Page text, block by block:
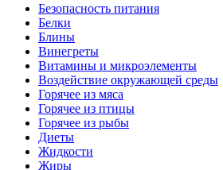
Безопасность питания
Белки
Блины
Винегреты
Витамины и микроэлементы
Воздействие окружающей среды
Горячее из мяса
Горячее из птицы
Горячее из рыбы
Диеты
Жидкости
Жиры